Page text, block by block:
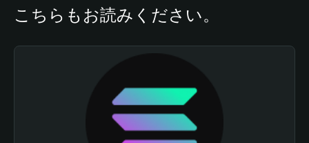
こちらもお読みください。